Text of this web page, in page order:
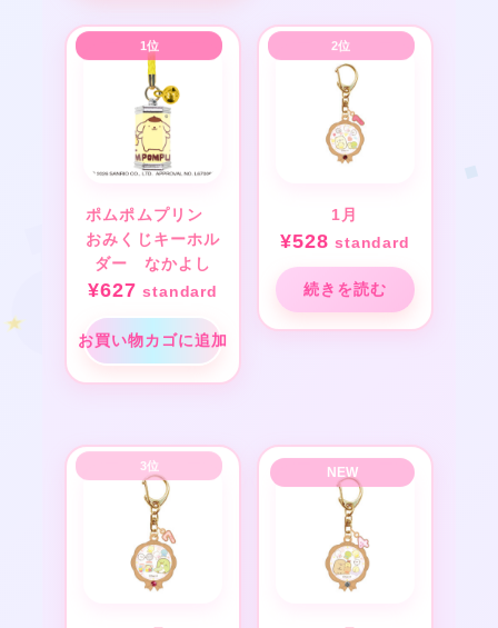
ポムポムプリン
おみくじキーホル
ダー なかよし
¥627 standard
お買い物カゴに追加
1月
¥528 standard
続きを読む